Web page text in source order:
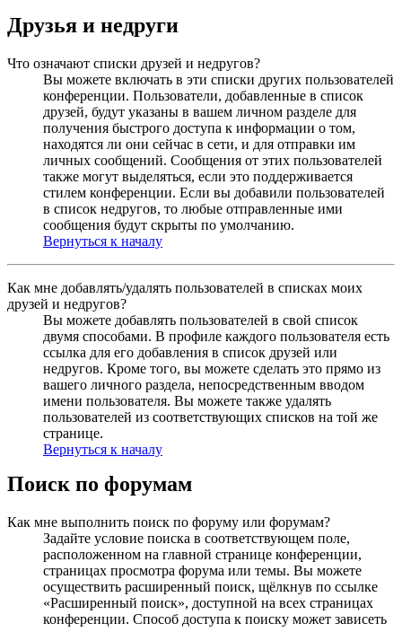
Друзья и недруги
Что означают списки друзей и недругов?
Вы можете включать в эти списки других пользователей
конференции. Пользователи, добавленные в список
друзей, будут указаны в вашем личном разделе для
получения быстрого доступа к информации о том,
находятся ли они сейчас в сети, и для отправки им
личных сообщений. Сообщения от этих пользователей
также могут выделяться, если это поддерживается
стилем конференции. Если вы добавили пользователей
в список недругов, то любые отправленные ими
сообщения будут скрыты по умолчанию.
Вернуться к началу
Как мне добавлять/удалять пользователей в списках моих
друзей и недругов?
Вы можете добавлять пользователей в свой список
двумя способами. В профиле каждого пользователя есть
ссылка для его добавления в список друзей или
недругов. Кроме того, вы можете сделать это прямо из
вашего личного раздела, непосредственным вводом
имени пользователя. Вы можете также удалять
пользователей из соответствующих списков на той же
странице.
Вернуться к началу
Поиск по форумам
Как мне выполнить поиск по форуму или форумам?
Задайте условие поиска в соответствующем поле,
расположенном на главной странице конференции,
страницах просмотра форума или темы. Вы можете
осуществить расширенный поиск, щёлкнув по ссылке
«Расширенный поиск», доступной на всех страницах
конференции. Способ доступа к поиску может зависеть